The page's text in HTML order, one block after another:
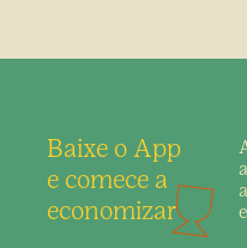
Baixe o App
e comece a
economizar